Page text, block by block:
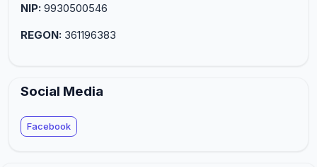
NIP: 9930500546
REGON: 361196383
Social Media
Facebook